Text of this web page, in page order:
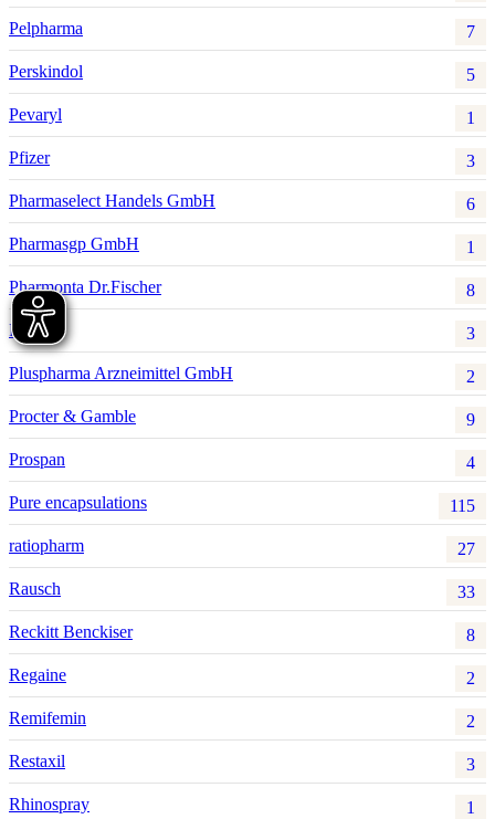
Pelpharma 7
Perskindol 5
Pevaryl 1
Pfizer 3
Pharmaselect Handels GmbH 6
Pharmasgp GmbH 1
Pharmonta Dr.Fischer 8
Pistal 3
Pluspharma Arzneimittel GmbH 2
Procter & Gamble 9
Prospan 4
Pure encapsulations 115
ratiopharm 27
Rausch 33
Reckitt Benckiser 8
Regaine 2
Remifemin 2
Restaxil 3
Rhinospray 1